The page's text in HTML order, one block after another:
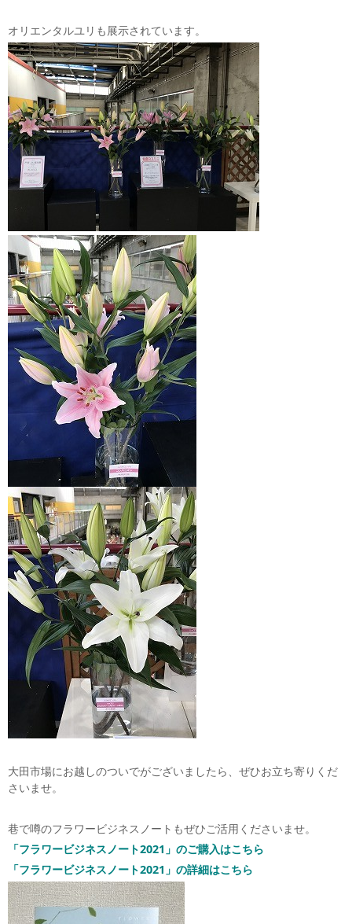
オリエンタルユリも展示されています。
大田市場にお越しのついでがございましたら、ぜひお立ち寄りくだ
さいませ。
巷で噂のフラワービジネスノートもぜひご活用くださいませ。
「フラワービジネスノート2021」のご購入はこちら
「フラワービジネスノート2021」の詳細はこちら